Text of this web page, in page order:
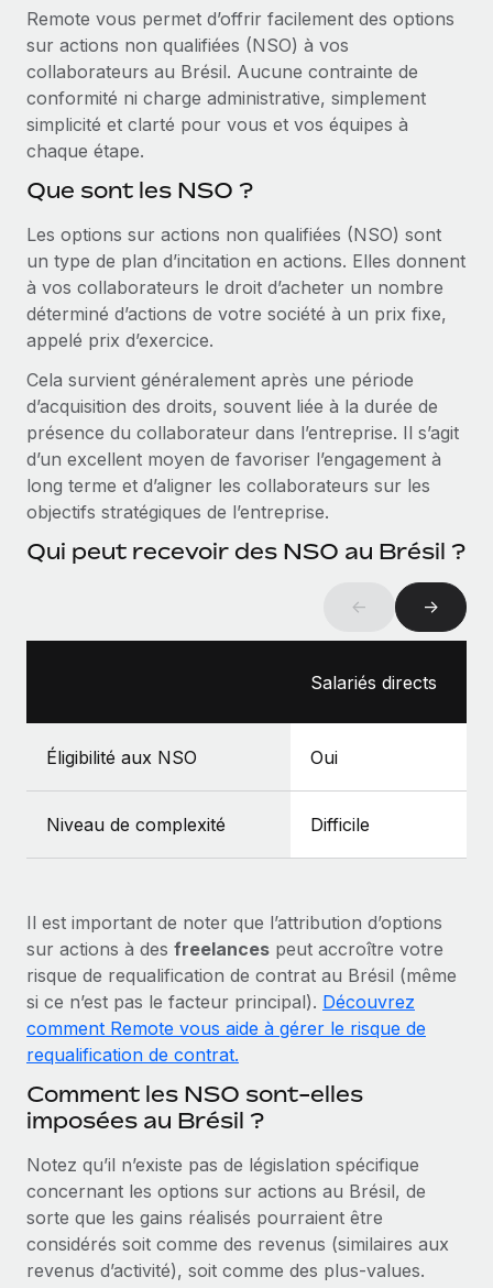
Contrôles d’antécédents
Simplifiez vos processus de présélection des
candidats
Remote Watchtower
Gardez un temps d’avance sur les risques en
matière de conformité
Gestion des appareils
Achetez et suivez vos équipements informatiques
dans le monde entier
Création d’entité
Établissez des entités rapidement et en toute
Mobilité et déménagement international
Organisez facilement le déménagement de vos
employés
Avantages sociaux
ÉTUDES DE CAS
Comment Weaviate, l'as de l'IA, a développé
ses effectifs de 120 % avec Remote
source et AI-first. Sa mission est...
En savoir plus
Intégration Remote x BambooHR : du local à
l’international, le recrutement sans changer de
Impact Les clients BambooHR peuvent désormais
embaucher et gérer les employés internationaux...
En savoir plus
Voir toutes les ressources
Paie multipays
EOR et PEO
Gestion des freelances
Taxes
Explorer le blog
BLOG
Mises à jour des produits de Remote :
Intégrations Gusto et Xero et Gestion des
freelances Plus
toute taille à embaucher, gérer et payer...
Comment Phiture gère ses 55 employés
croissance mobile internationale, encourage les...
Remote vous permet d’offrir facilement des options
sur actions non qualifiées (NSO) à vos
collaborateurs au Brésil. Aucune contrainte de
conformité ni charge administrative, simplement
simplicité et clarté pour vous et vos équipes à
chaque étape.
Que sont les NSO ?
Les options sur actions non qualifiées (NSO) sont
un type de plan d’incitation en actions. Elles donnent
à vos collaborateurs le droit d’acheter un nombre
déterminé d’actions de votre société à un prix fixe,
appelé prix d’exercice.
Cela survient généralement après une période
d’acquisition des droits, souvent liée à la durée de
présence du collaborateur dans l’entreprise. Il s’agit
d’un excellent moyen de favoriser l’engagement à
long terme et d’aligner les collaborateurs sur les
objectifs stratégiques de l’entreprise.
Qui peut recevoir des NSO au Brésil ?
← →
Salariés directs
Éligibilité aux NSO Oui
Niveau de complexité Difficile
Il est important de noter que l’attribution d’options
sur actions à des freelances peut accroître votre
risque de requalification de contrat au Brésil (même
si ce n’est pas le facteur principal). Découvrez
comment Remote vous aide à gérer le risque de
requalification de contrat.
Comment les NSO sont-elles
imposées au Brésil ?
Notez qu’il n’existe pas de législation spécifique
concernant les options sur actions au Brésil, de
sorte que les gains réalisés pourraient être
considérés soit comme des revenus (similaires aux
revenus d’activité), soit comme des plus‑values.